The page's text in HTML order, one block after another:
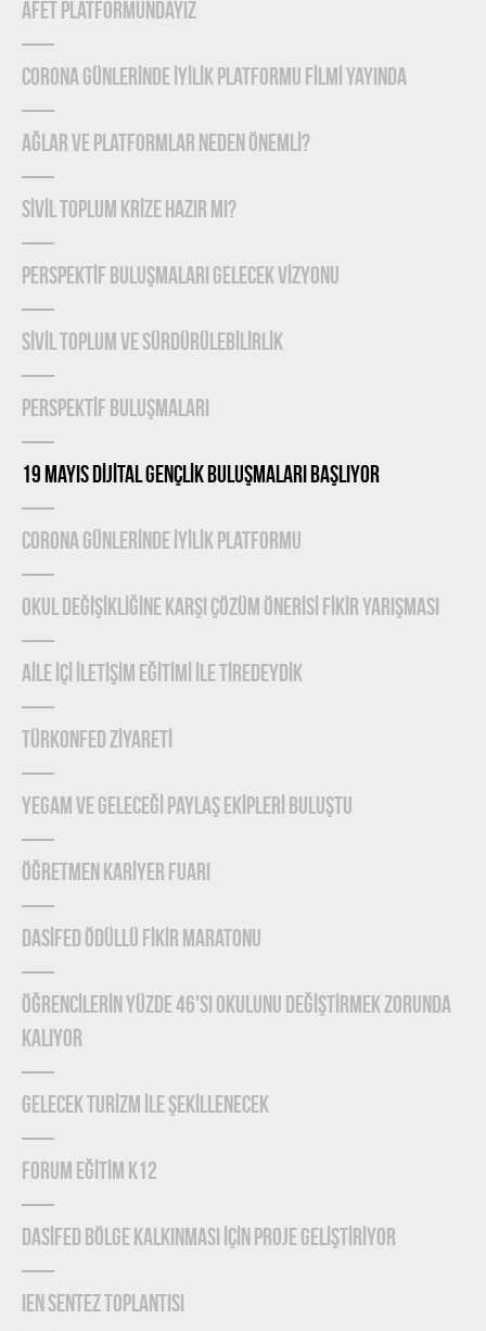
AFET PLATFORMUNDAYIZ
CORONA GÜNLERİNDE İYİLİK PLATFORMU FİLMİ YAYINDA
Ağlar ve Platformlar Neden Önemlİ?
SİVİL TOPLUM KRİZE HAZIR MI?
PERSPEKTİF BULUŞMALARI GELECEK VİZYONU
SİVİL TOPLUM VE SÜRDÜRÜLEBİLİRLİK
PERSPEKTİF BULUŞMALARI
19 MAYIS DİJİTAL GENÇLİK BULUŞMALARI BAŞLIYOR
CORONA GÜNLERİNDE İYİLİK PLATFORMU
OKUL DEĞİŞİKLİĞİNE KARŞI ÇÖZÜM ÖNERİSİ FİKİR YARIŞMASI
AİLE İÇİ İLETİŞİM EĞİTİMİ İLE TİREDEYDİK
TÜRKONFED ZİYARETİ
YEGAM ve GELECEĞİ PAYLAŞ EKİPLERİ BULUŞTU
ÖĞRETMEN KARİYER FUARI
DASİFED ÖDÜLLÜ FİKİR MARATONU
ÖĞRENCİLERİN YÜZDE 46'SI OKULUNU DEĞİŞTİRMEK ZORUNDA
KALIYOR
GELECEK TURİZM İLE ŞEKİLLENECEK
FORUM EĞİTİM K12
DASİFED BÖLGE KALKINMASI İÇİN PROJE GELİŞTİRİYOR
IEN Sentez Toplantısı